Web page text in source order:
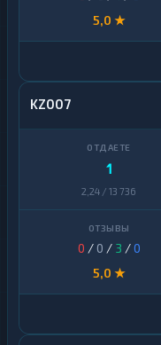
5,0 ★
KZ007
1
2,24 / 13 736
0 / 0 / 3 /0
5,0 ★